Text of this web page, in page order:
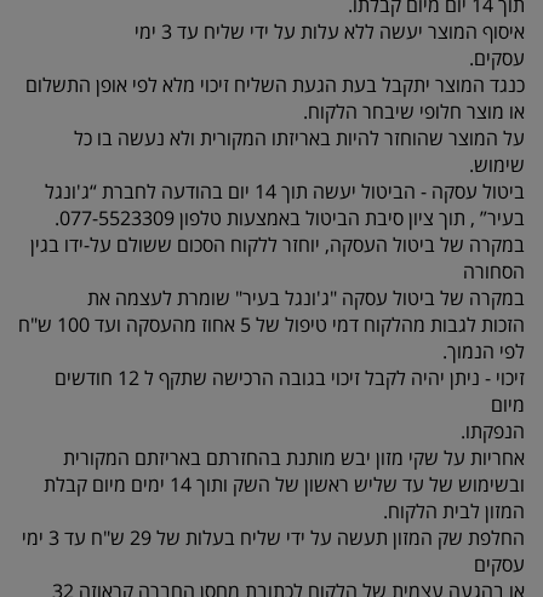
איסוף המוצר יעשה ללא עלות על ידי שליח עד 3 ימי
עסקים.
כנגד המוצר יתקבל בעת הגעת השליח זיכוי מלא לפי אופן התשלום
או מוצר חלופי שיבחר הלקוח.
על המוצר שהוחזר להיות באריזתו המקורית ולא נעשה בו כל
שימוש.
ביטול עסקה - הביטול יעשה תוך 14 יום בהודעה לחברת “ג'ונגל
בעיר” , תוך ציון סיבת הביטול באמצעות טלפון 077-5523309.
במקרה של ביטול העסקה, יוחזר ללקוח הסכום ששולם על-ידו בגין
הסחורה
במקרה של ביטול עסקה "ג'ונגל בעיר" שומרת לעצמה את
הזכות לגבות מהלקוח דמי טיפול של 5 אחוז מהעסקה ועד 100 ש"ח
לפי הנמוך.
זיכוי - ניתן יהיה לקבל זיכוי בגובה הרכישה שתקף ל 12 חודשים
מיום
הנפקתו.
אחריות על שקי מזון יבש מותנת בהחזרתם באריזתם המקורית
ובשימוש של עד שליש ראשון של השק ותוך 14 ימים מיום קבלת
המזון לבית הלקוח.
החלפת שק המזון תעשה על ידי שליח בעלות של 29 ש"ח עד 3 ימי
עסקים
או בהגעה עצמית של הלקוח לכתובת מחסן החברה קראוזה 32